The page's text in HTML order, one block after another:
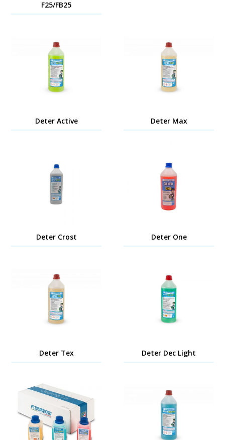
F25/FB25
Deter Active Deter Max
Deter Crost Deter One
Deter Tex Deter Dec Light